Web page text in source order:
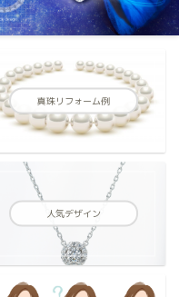
真珠リフォーム例
人気デザイン